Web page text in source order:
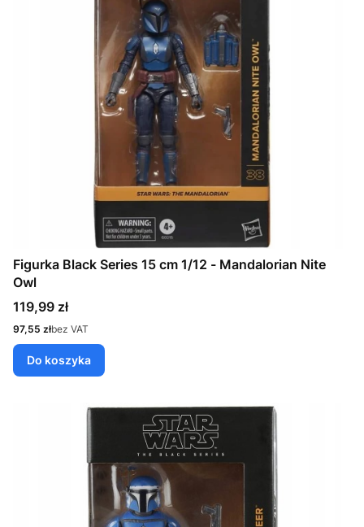
Figurka Black Series 15 cm 1/12 - Mandalorian Nite
Owl
Cena
119,99 zł
Cena
97,55 złbez VAT
Do koszyka